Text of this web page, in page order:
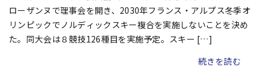
ローザンヌで理事会を開き、2030年フランス・アルプス冬季オ
リンピックでノルディックスキー複合を実施しないことを決め
た。同大会は８競技126種目を実施予定。スキー […]
続きを読む